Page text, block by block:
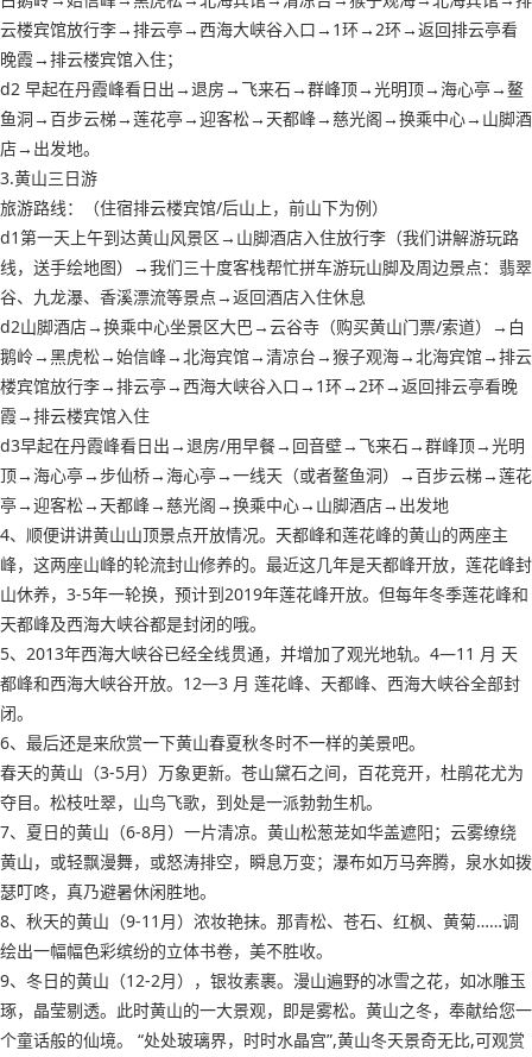
云楼宾馆放行李→排云亭→西海大峡谷入口→1环→2环→返回排云亭看
晚霞→排云楼宾馆入住；
d2 早起在丹霞峰看日出→退房→飞来石→群峰顶→光明顶→海心亭→鳌
鱼洞→百步云梯→莲花亭→迎客松→天都峰→慈光阁→换乘中心→山脚酒
店→出发地。
3.黄山三日游
旅游路线：（住宿排云楼宾馆/后山上，前山下为例）
d1第一天上午到达黄山风景区→山脚酒店入住放行李（我们讲解游玩路
线，送手绘地图）→我们三十度客栈帮忙拼车游玩山脚及周边景点：翡翠
谷、九龙瀑、香溪漂流等景点→返回酒店入住休息
d2山脚酒店→换乘中心坐景区大巴→云谷寺（购买黄山门票/索道）→白
鹅岭→黑虎松→始信峰→北海宾馆→清凉台→猴子观海→北海宾馆→排云
楼宾馆放行李→排云亭→西海大峡谷入口→1环→2环→返回排云亭看晚
霞→排云楼宾馆入住
d3早起在丹霞峰看日出→退房/用早餐→回音壁→飞来石→群峰顶→光明
顶→海心亭→步仙桥→海心亭→一线天（或者鳌鱼洞）→百步云梯→莲花
亭→迎客松→天都峰→慈光阁→换乘中心→山脚酒店→出发地
4、顺便讲讲黄山山顶景点开放情况。天都峰和莲花峰的黄山的两座主
峰，这两座山峰的轮流封山修养的。最近这几年是天都峰开放，莲花峰封
山休养，3-5年一轮换，预计到2019年莲花峰开放。但每年冬季莲花峰和
天都峰及西海大峡谷都是封闭的哦。
5、2013年西海大峡谷已经全线贯通，并增加了观光地轨。4—11 月 天
都峰和西海大峡谷开放。12—3 月 莲花峰、天都峰、西海大峡谷全部封
闭。
6、最后还是来欣赏一下黄山春夏秋冬时不一样的美景吧。
春天的黄山（3-5月）万象更新。苍山黛石之间，百花竞开，杜鹃花尤为
夺目。松枝吐翠，山鸟飞歌，到处是一派勃勃生机。
7、夏日的黄山（6-8月）一片清凉。黄山松葱茏如华盖遮阳；云雾缭绕
黄山，或轻飘漫舞，或怒涛排空，瞬息万变；瀑布如万马奔腾，泉水如拨
瑟叮咚，真乃避暑休闲胜地。
8、秋天的黄山（9-11月）浓妆艳抹。那青松、苍石、红枫、黄菊……调
绘出一幅幅色彩缤纷的立体书卷，美不胜收。
9、冬日的黄山（12-2月），银妆素裹。漫山遍野的冰雪之花，如冰雕玉
琢，晶莹剔透。此时黄山的一大景观，即是雾松。黄山之冬，奉献给您一
个童话般的仙境。 “处处玻璃界，时时水晶宫”,黄山冬天景奇无比,可观赏